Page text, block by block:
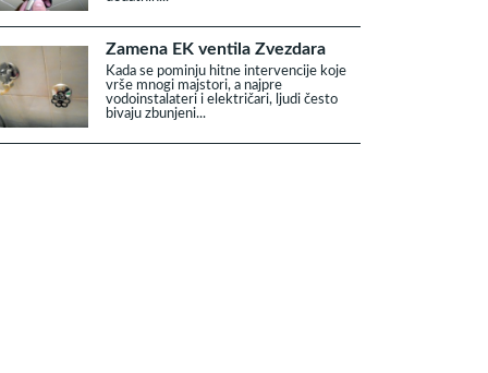
Zamena EK ventila Zvezdara
Kada se pominju hitne intervencije koje
vrše mnogi majstori, a najpre
vodoinstalateri i električari, ljudi često
bivaju zbunjeni...